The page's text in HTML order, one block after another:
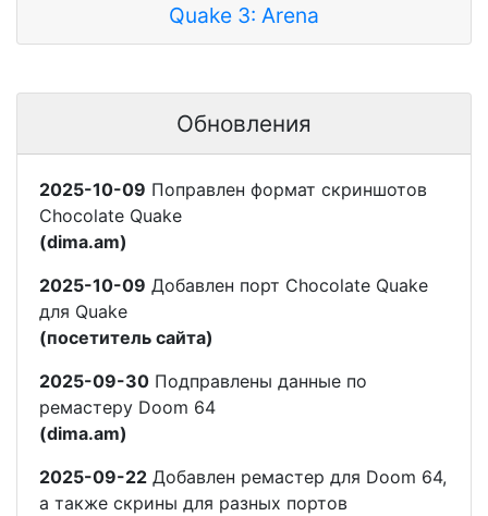
Quake 3: Arena
Обновления
2025-10-09 Поправлен формат скриншотов
Chocolate Quake
(dima.am)
2025-10-09 Добавлен порт Chocolate Quake
для Quake
(посетитель сайта)
2025-09-30 Подправлены данные по
ремастеру Doom 64
(dima.am)
2025-09-22 Добавлен ремастер для Doom 64,
а также скрины для разных портов